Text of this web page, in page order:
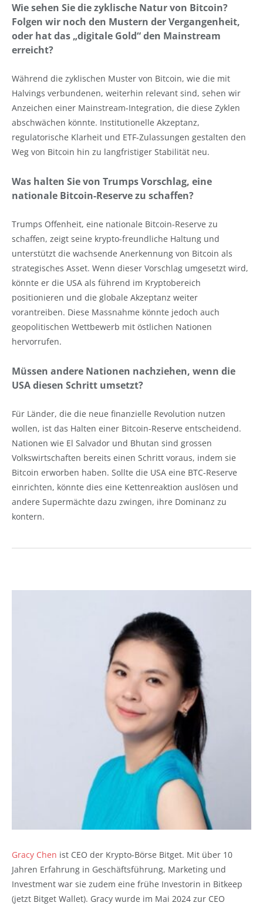
Wie sehen Sie die zyklische Natur von Bitcoin?
Folgen wir noch den Mustern der Vergangenheit,
oder hat das „digitale Gold“ den Mainstream
erreicht?
Während die zyklischen Muster von Bitcoin, wie die mit
Halvings verbundenen, weiterhin relevant sind, sehen wir
Anzeichen einer Mainstream-Integration, die diese Zyklen
abschwächen könnte. Institutionelle Akzeptanz,
regulatorische Klarheit und ETF-Zulassungen gestalten den
Weg von Bitcoin hin zu langfristiger Stabilität neu.
Was halten Sie von Trumps Vorschlag, eine
nationale Bitcoin-Reserve zu schaffen?
Trumps Offenheit, eine nationale Bitcoin-Reserve zu
schaffen, zeigt seine krypto-freundliche Haltung und
unterstützt die wachsende Anerkennung von Bitcoin als
strategisches Asset. Wenn dieser Vorschlag umgesetzt wird,
könnte er die USA als führend im Kryptobereich
positionieren und die globale Akzeptanz weiter
vorantreiben. Diese Massnahme könnte jedoch auch
geopolitischen Wettbewerb mit östlichen Nationen
hervorrufen.
Müssen andere Nationen nachziehen, wenn die
USA diesen Schritt umsetzt?
Für Länder, die die neue finanzielle Revolution nutzen
wollen, ist das Halten einer Bitcoin-Reserve entscheidend.
Nationen wie El Salvador und Bhutan sind grossen
Volkswirtschaften bereits einen Schritt voraus, indem sie
Bitcoin erworben haben. Sollte die USA eine BTC-Reserve
einrichten, könnte dies eine Kettenreaktion auslösen und
andere Supermächte dazu zwingen, ihre Dominanz zu
kontern.
Gracy Chen ist CEO der Krypto-Börse Bitget. Mit über 10
Jahren Erfahrung in Geschäftsführung, Marketing und
Investment war sie zudem eine frühe Investorin in Bitkeep
(jetzt Bitget Wallet). Gracy wurde im Mai 2024 zur CEO